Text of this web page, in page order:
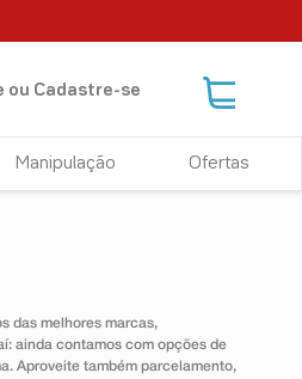
ou Cadastre-se
Manipulação Ofertas
das melhores marcas,
ainda contamos com opções de
Aproveite também parcelamento,